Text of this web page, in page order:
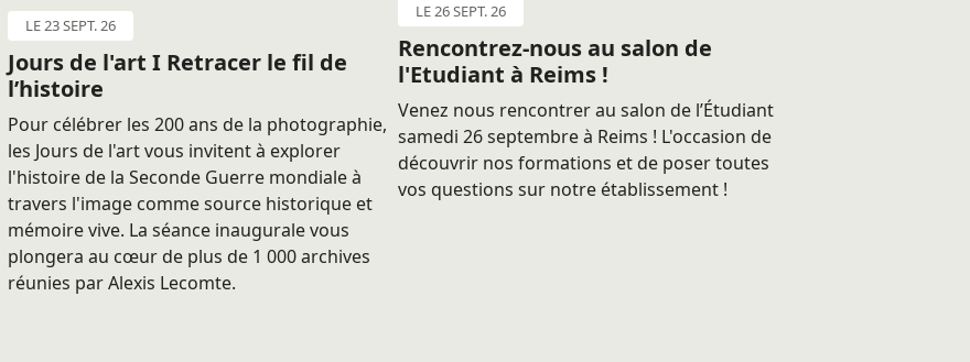
LE 23 SEPT. 26
Jours de l'art I Retracer le fil de
l’histoire
Pour célébrer les 200 ans de la photographie,
les Jours de l'art vous invitent à explorer
l'histoire de la Seconde Guerre mondiale à
travers l'image comme source historique et
mémoire vive. La séance inaugurale vous
plongera au cœur de plus de 1 000 archives
réunies par Alexis Lecomte.
LE 26 SEPT. 26
Rencontrez-nous au salon de
l'Etudiant à Reims !
Venez nous rencontrer au salon de l’Étudiant
samedi 26 septembre à Reims ! L'occasion de
découvrir nos formations et de poser toutes
vos questions sur notre établissement !